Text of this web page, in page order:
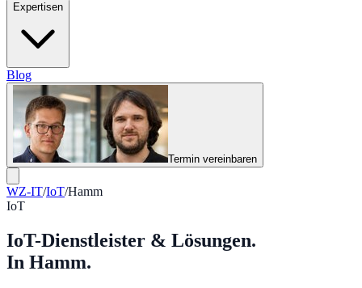
Expertisen
Blog
Termin vereinbaren
WZ-IT/IoT/Hamm
IoT
IoT-Dienstleister & Lösungen.
In Hamm.